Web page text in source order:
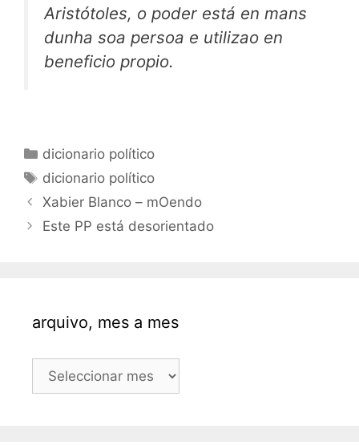
Aristótoles, o poder está en mans
dunha soa persoa e utilizao en
beneficio propio.
Categorías
dicionario político
Etiquetas
dicionario político
Xabier Blanco – mOendo
Este PP está desorientado
arquivo, mes a mes
arquivo,
mes